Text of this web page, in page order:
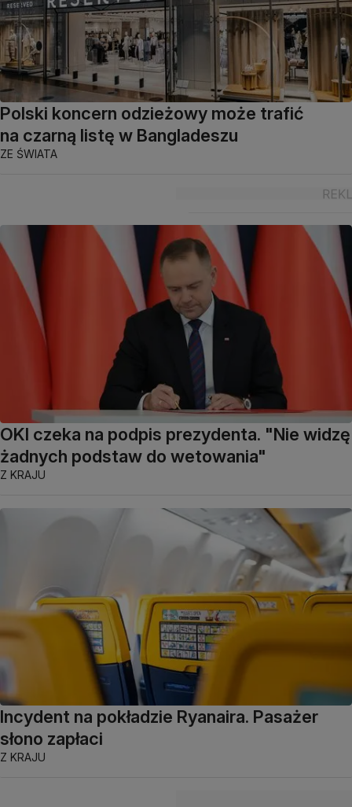
Polski koncern odzieżowy może trafić
na czarną listę w Bangladeszu
ZE ŚWIATA
OKI czeka na podpis prezydenta. "Nie widzę
żadnych podstaw do wetowania"
Z KRAJU
Incydent na pokładzie Ryanaira. Pasażer
słono zapłaci
Z KRAJU